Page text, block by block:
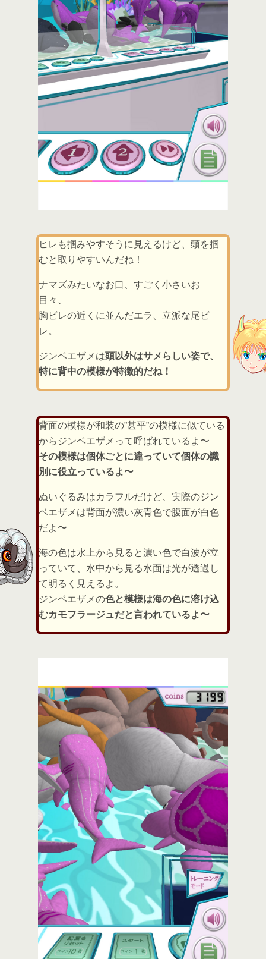
ヒレも掴みやすそうに見えるけど、頭を掴
むと取りやすいんだね！
ナマズみたいなお口、すごく小さいお
目々、
胸ビレの近くに並んだエラ、立派な尾ビ
レ。
ジンベエザメは頭以外はサメらしい姿で、
特に背中の模様が特徴的だね！
背面の模様が和装の”甚平”の模様に似ている
からジンベエザメって呼ばれているよ〜
その模様は個体ごとに違っていて個体の識
別に役立っているよ〜
ぬいぐるみはカラフルだけど、実際のジン
ベエザメは背面が濃い灰青色で腹面が白色
だよ〜
海の色は水上から見ると濃い色で白波が立
っていて、水中から見る水面は光が透過し
て明るく見えるよ。
ジンベエザメの色と模様は海の色に溶け込
むカモフラージュだと言われているよ〜